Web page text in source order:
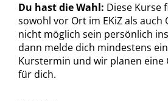
Du hast die Wahl: Diese Kurse
sowohl vor Ort im EKiZ als auch
nicht möglich sein persönlich
dann melde dich mindestens
Kurstermin und wir planen eine
für dich.